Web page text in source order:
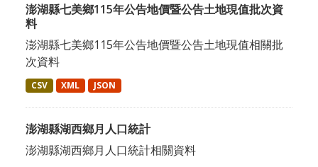
澎湖縣七美鄉115年公告地價暨公告土地現值批次資
料
澎湖縣七美鄉115年公告地價暨公告土地現值相關批
次資料
CSV XML JSON
澎湖縣湖西鄉月人口統計
澎湖縣湖西鄉月人口統計相關資料